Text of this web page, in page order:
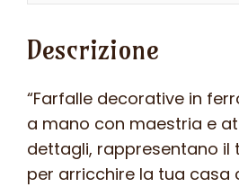
Colore
n.339
quantità
Descrizione
“Farfalle decorative in
a mano con maestria e
dettagli, rappresentano
per arricchire la tua casa